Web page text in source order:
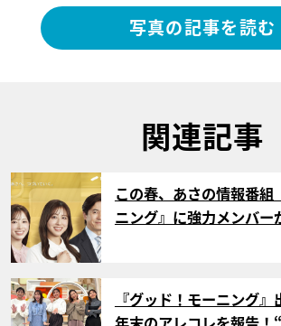
写真の記事を読む
関連記事
サムネイル
この春、あさの情報番組
ニング』に強力メンバ
サムネイル
『グッド！モーニング